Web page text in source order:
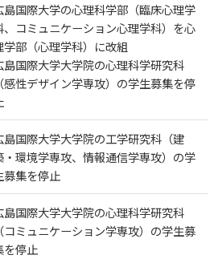
島国際大学の心理科学部（臨床心理学
、コミュニケーション心理学科）を心
学部（心理学科）に改組
島国際大学大学院の心理科学研究科
（感性デザイン学専攻）の学生募集を停
島国際大学大学院の工学研究科（建
・環境学専攻、情報通信学専攻）の学
募集を停止
島国際大学大学院の心理科学研究科
（コミュニケーション学専攻）の学生募
を停止